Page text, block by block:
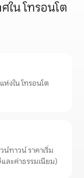
น โทรอนโต
ห่งใน โทรอนโต
ทาวน์ ราคาเริ่ม
ละค่าธรรมเนียม)